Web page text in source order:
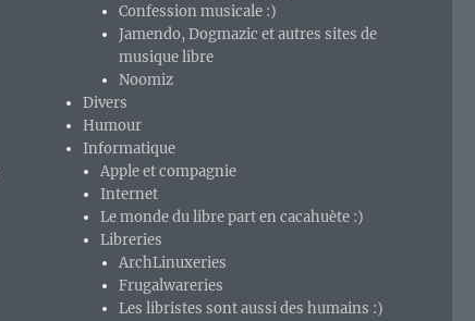
Confession musicale :)
Jamendo, Dogmazic et autres sites de
musique libre
Noomiz
Divers
Humour
Informatique
Apple et compagnie
Internet
Le monde du libre part en cacahuète :)
Libreries
ArchLinuxeries
Frugalwareries
Les libristes sont aussi des humains :)